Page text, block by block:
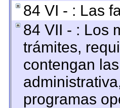
84 VI - : Las
84 VII - : Los
trámites,
contengan
programas